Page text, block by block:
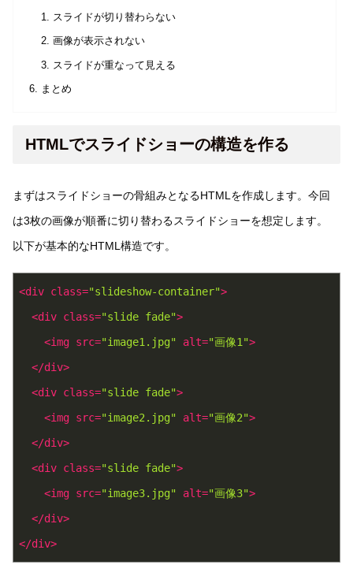
スライドが切り替わらない
画像が表示されない
スライドが重なって見える
まとめ
HTMLでスライドショーの構造を作る
まずはスライドショーの骨組みとなるHTMLを作成します。今回
は3枚の画像が順番に切り替わるスライドショーを想定します。
以下が基本的なHTML構造です。
<div class="slideshow-container">
<div class="slide fade">
<img src="image1.jpg" alt="画像1">
</div>
<div class="slide fade">
<img src="image2.jpg" alt="画像2">
</div>
<div class="slide fade">
<img src="image3.jpg" alt="画像3">
</div>
</div>